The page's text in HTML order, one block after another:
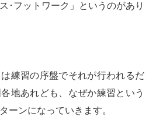
･フットワーク」というのがあり
練習の序盤でそれが行われるだ
地あれども、なぜか練習という
ーンになっていきます。